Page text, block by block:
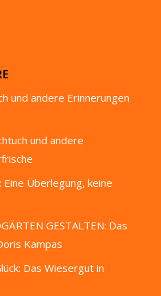
und andere Erinnerungen
und andere
Eine Überlegung, keine
GESTALTEN: Das
Kampas
Das Wiesergut in